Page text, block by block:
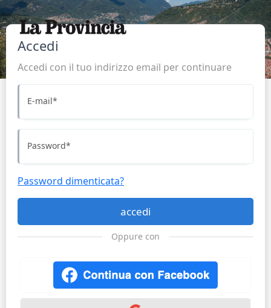
Accedi
Accedi con il tuo indirizzo email per continuare
E-mail*
Password*
Password dimenticata?
accedi
Oppure con